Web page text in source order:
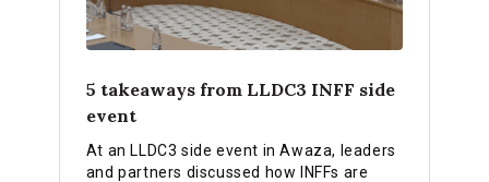
5 takeaways from LLDC3 INFF side
event
At an LLDC3 side event in Awaza, leaders
and partners discussed how INFFs are